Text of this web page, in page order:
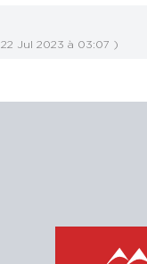
22 Jul 2023 à 03:07 )